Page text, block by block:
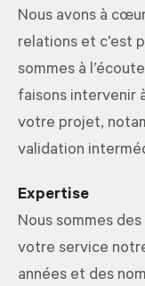
Nous avons à
relations et c’est
sommes à
faisons intervenir
votre projet,
validation
Expertise
Nous sommes
votre service
années et des